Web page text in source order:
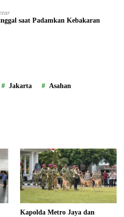
saat Padamkan Kebakaran
Jakarta Asahan
Kapolda Metro Jaya dan